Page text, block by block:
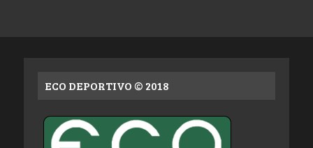
ECO DEPORTIVO © 2018